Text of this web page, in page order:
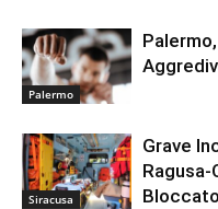
Palermo
Siracusa
Grave
Bloccato